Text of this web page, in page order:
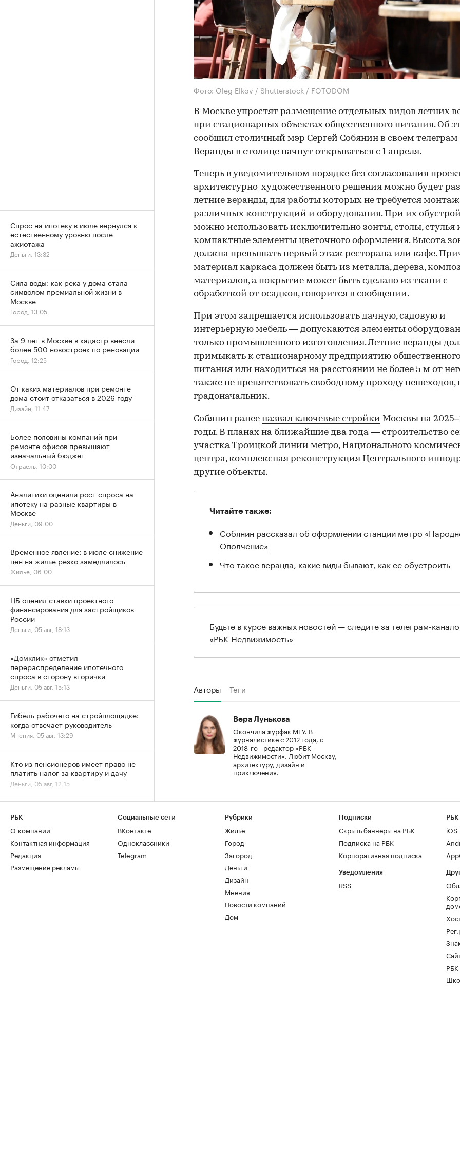
Фото: Oleg Elkov / Shutterstock / FOTODOM
В Москве упростят размещение отдельных видов летних
при стационарных объектах общественного питания. Об
сообщил столичный мэр Сергей Собянин в своем
Веранды в столице начнут открываться с 1 апреля.
Теперь в уведомительном порядке без согласования
архитектурно-художественного решения можно будет
летние веранды, для работы которых не требуется монтаж
различных конструкций и оборудования. При их
можно использовать исключительно зонты, столы, стулья
компактные элементы цветочного оформления. Высота
должна превышать первый этаж ресторана или кафе.
материал каркаса должен быть из металла, дерева,
материалов, а покрытие может быть сделано из ткани с
обработкой от осадков, говорится в сообщении.
При этом запрещается использовать дачную, садовую и
интерьерную мебель — допускаются элементы
только промышленного изготовления. Летние веранды
примыкать к стационарному предприятию
питания или находиться на расстоянии не более 5 м от
также не препятствовать свободному проходу пешеходов,
градоначальник.
Собянин ранее назвал ключевые стройки Москвы на
годы. В планах на ближайшие два года — строительство
участка Троицкой линии метро, Национального
центра, комплексная реконструкция Центрального
другие объекты.
Читайте также:
Собянин рассказал об оформлении станции метро
Ополчение»
Что такое веранда, какие виды бывают, как ее обустроить
Будьте в курсе важных новостей — следите за телеграм-
«РБК-Недвижимость»
Авторы Теги
Вера Лунькова
Окончила журфак МГУ. В
журналистике с 2012 года, с
2018-го - редактор «РБК-
Недвижимости». Любит Москву,
архитектуру, дизайн и
приключения.
Спрос на ипотеку в июле вернулся к
естественному уровню после
ажиотажа
Деньги, 13:32
Сила воды: как река у дома стала
символом премиальной жизни в
Москве
Город, 13:05
За 9 лет в Москве в кадастр внесли
более 500 новостроек по реновации
Город, 12:25
От каких материалов при ремонте
дома стоит отказаться в 2026 году
Дизайн, 11:47
Более половины компаний при
ремонте офисов превышают
изначальный бюджет
Отрасль, 10:00
Аналитики оценили рост спроса на
ипотеку на разные квартиры в
Москве
Деньги, 09:00
Временное явление: в июле снижение
цен на жилье резко замедлилось
Жилье, 06:00
ЦБ оценил ставки проектного
финансирования для застройщиков
России
Деньги, 05 авг, 18:13
«Домклик» отметил
перераспределение ипотечного
спроса в сторону вторички
Деньги, 05 авг, 15:13
Гибель рабочего на стройплощадке:
когда отвечает руководитель
Мнения, 05 авг, 13:29
Кто из пенсионеров имеет право не
платить налог за квартиру и дачу
Деньги, 05 авг, 12:15
РБК
О компании
Контактная информация
Редакция
Размещение рекламы
Социальные сети
ВКонтакте
Одноклассники
Telegram
Рубрики
Жилье
Город
Загород
Деньги
Дизайн
Мнения
Новости компаний
Дом
Подписки
Скрыть баннеры на РБК
Подписка на РБК
Корпоративная подписка
Уведомления
RSS
РБК
iOS